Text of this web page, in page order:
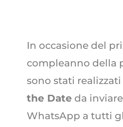
In occasione del
compleanno della
sono stati realizzati
the Date da
WhatsApp a tutti